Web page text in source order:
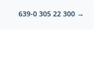
639-0 305 22 300 →